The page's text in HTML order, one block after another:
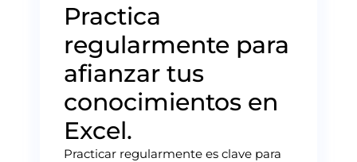
Practica
regularmente para
afianzar tus
conocimientos en
Excel.
Practicar regularmente es clave para